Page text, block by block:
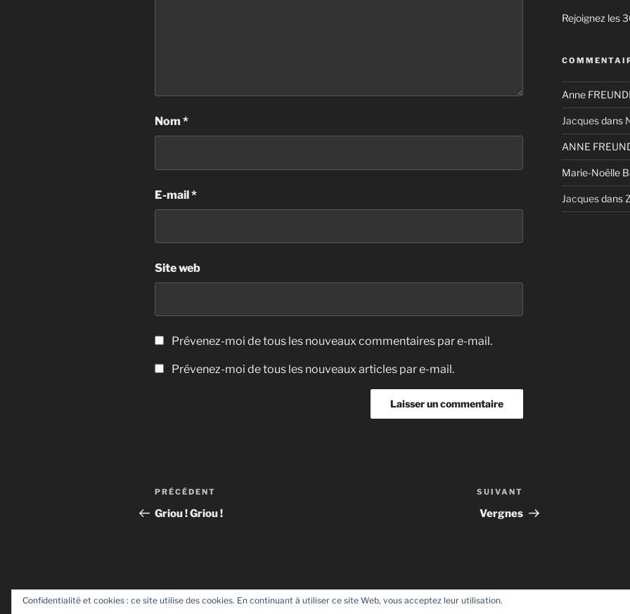
Nom *
E-mail*
Site web
Prévenez-moi de tous les nouveaux commentaires par e-mail.
Prévenez-moi de tous les nouveaux articles par e-mail.
Navigation
de
Article
précédent
PRÉCÉDENT
Griou ! Griou !
suivant
SUIVANT
Vergnes
Rejoignez les
Anne
Jacquesdans
ANNE
Marie-Noëlle
Jacquesdans
Confidentialité et cookies : ce site utilise des cookies. En continuant à utiliser ce site Web, vous acceptez leur utilisation.